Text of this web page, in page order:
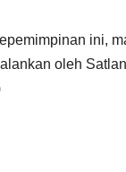
ini,
oleh